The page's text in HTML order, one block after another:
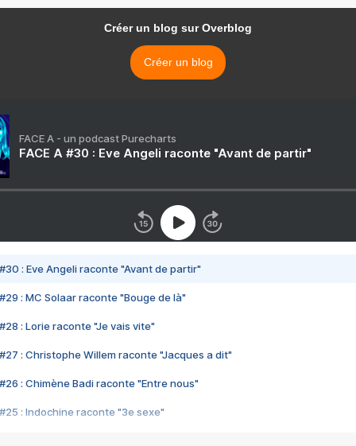
Créer un blog sur Overblog
Créer un blog
FACE A - un podcast Purecharts
FACE A #30 : Eve Angeli raconte "Avant de partir"
#30 : Eve Angeli raconte "Avant de partir"
#29 : MC Solaar raconte "Bouge de là"
#28 : Lorie raconte "Je vais vite"
#27 : Christophe Willem raconte "Jacques a dit"
#26 : Chimène Badi raconte "Entre nous"
#25 : Indochine raconte "3e sexe"